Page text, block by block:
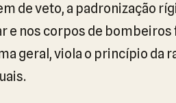
de veto, a padronização
e nos corpos de bombeiros
geral, viola o princípio da